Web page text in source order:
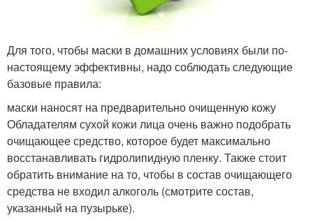
Для того, чтобы маски в домашних условиях были по-
настоящему эффективны, надо соблюдать следующие
базовые правила:
маски наносят на предварительно очищенную кожу
Обладателям сухой кожи лица очень важно подобрать
очищающее средство, которое будет максимально
восстанавливать гидролипидную пленку. Также стоит
обратить внимание на то, чтобы в состав очищающего
средства не входил алкоголь (смотрите состав,
указанный на пузырьке).